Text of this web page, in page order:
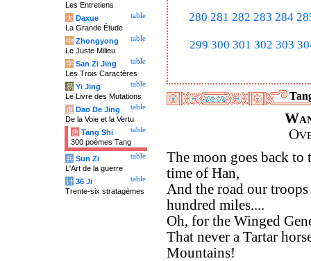
280 281 282 283 284
299 300 301 302 303
The moon goes back
time of Han,
And the road our
hundred miles....
Oh, for the Winged
That never a Tartar
Mountains!
Les Entretiens
table
大 Daxue
La Grande Étude
table
中 Zhongyong
Le Juste Milieu
table
字 San Zi Jing
Les Trois Caractères
table
易 Yi Jing
Le Livre des Mutations
table
道 Dao De Jing
De la Voie et la Vertu
table
唐 Tang Shi
300 poèmes Tang
table
兵 Sun Zi
L'Art de la guerre
table
计 36 Ji
Trente-six stratagèmes